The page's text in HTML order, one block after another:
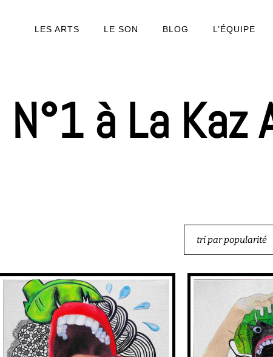
LES ARTS LE SON BLOG L’ÉQUIPE
à La Kaz
tri par popularité